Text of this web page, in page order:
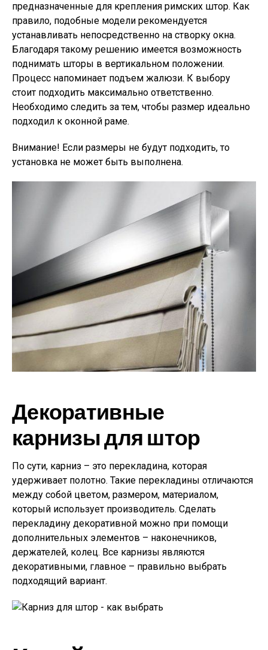
предназначенные для крепления римских штор. Как
правило, подобные модели рекомендуется
устанавливать непосредственно на створку окна.
Благодаря такому решению имеется возможность
поднимать шторы в вертикальном положении.
Процесс напоминает подъем жалюзи. К выбору
стоит подходить максимально ответственно.
Необходимо следить за тем, чтобы размер идеально
подходил к оконной раме.
Внимание! Если размеры не будут подходить, то
установка не может быть выполнена.
Декоративные
карнизы для штор
По сути, карниз – это перекладина, которая
удерживает полотно. Такие перекладины отличаются
между собой цветом, размером, материалом,
который использует производитель. Сделать
перекладину декоративной можно при помощи
дополнительных элементов – наконечников,
держателей, колец. Все карнизы являются
декоративными, главное – правильно выбрать
подходящий вариант.